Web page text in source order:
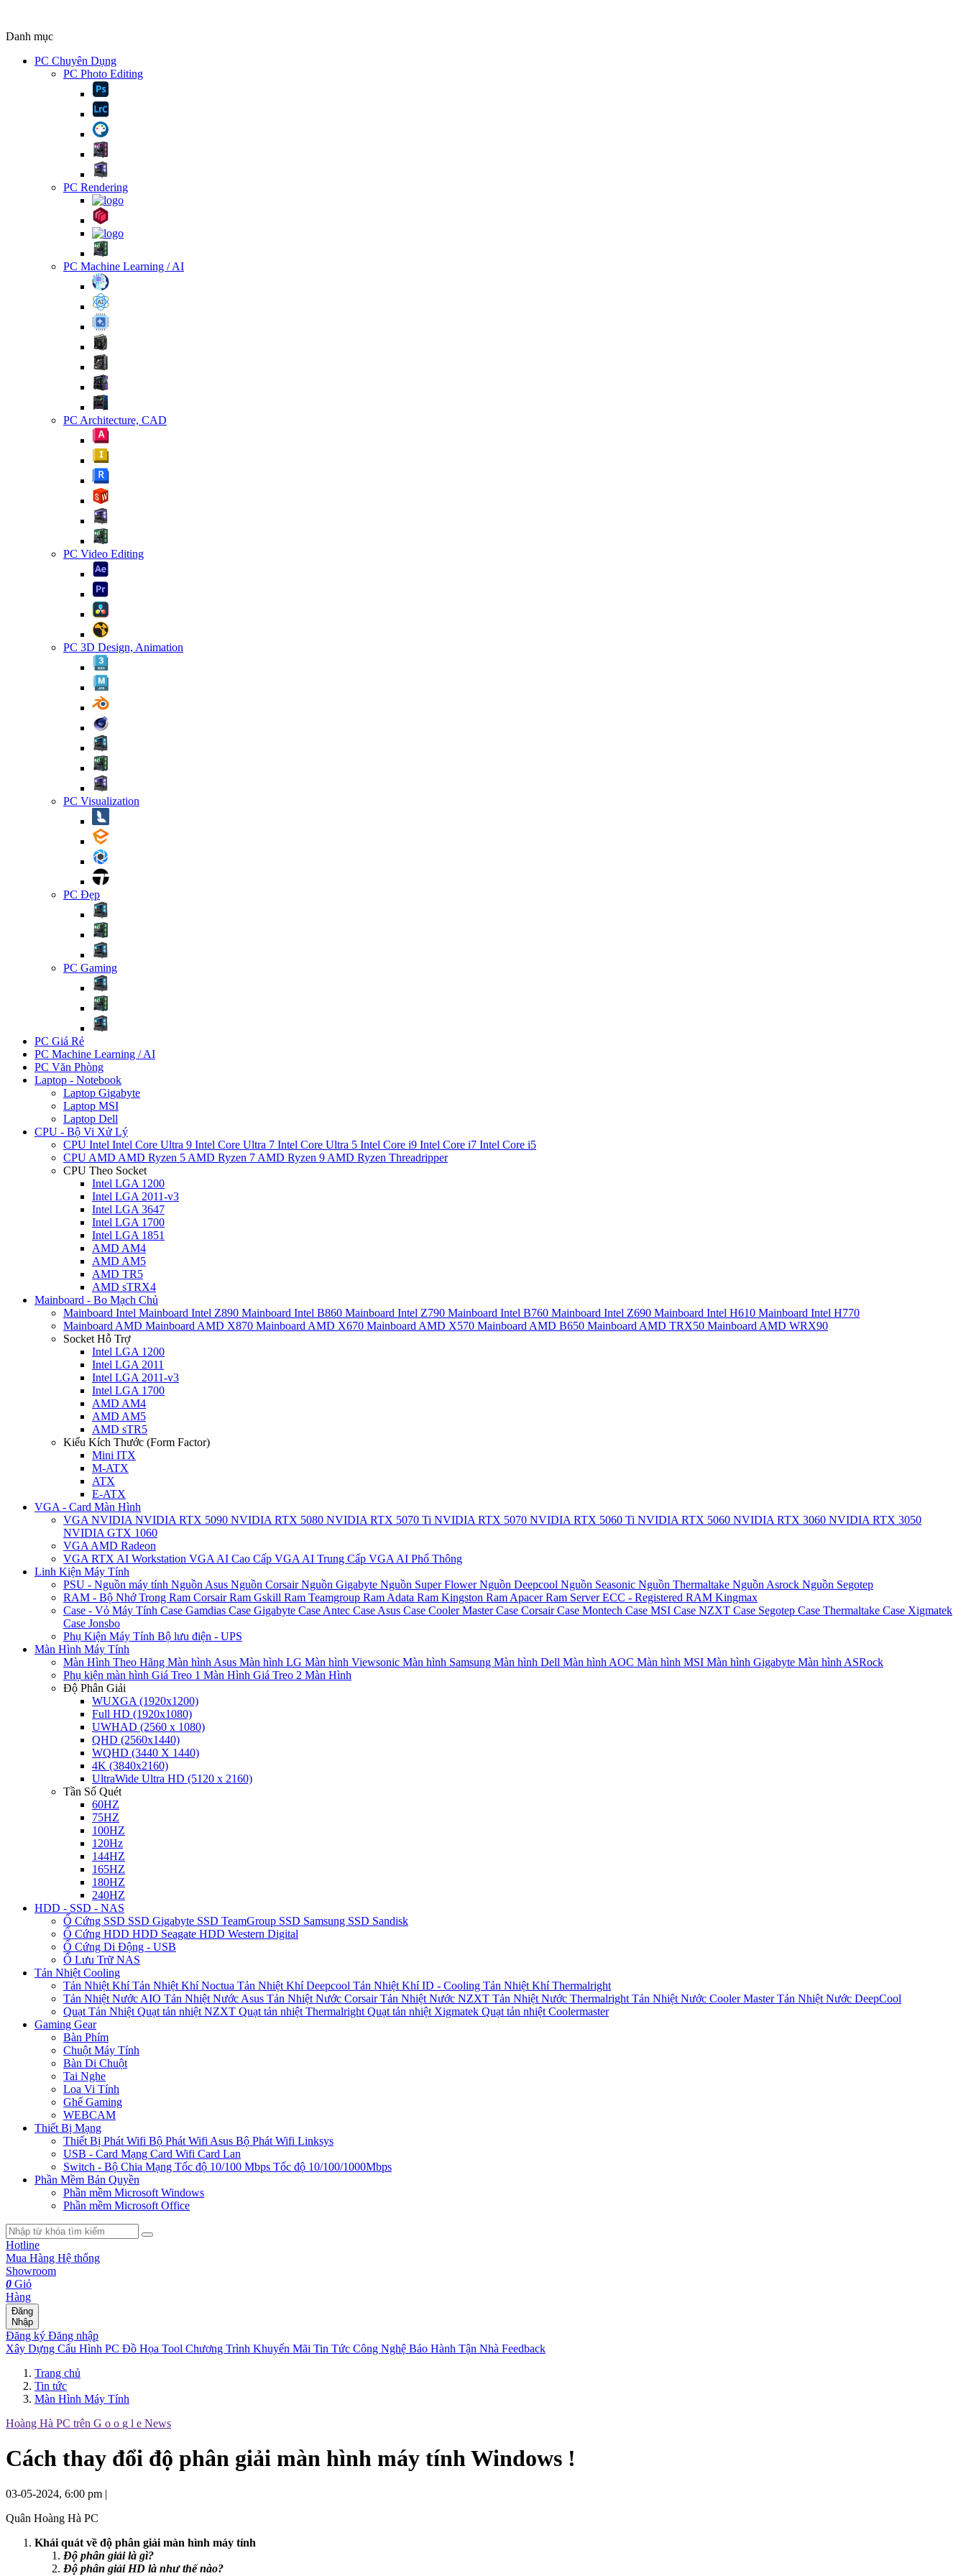
Danh mục
PC Chuyên Dụng
PC Photo Editing
PC Rendering
PC Machine Learning / AI
PC Architecture, CAD
PC Video Editing
PC 3D Design, Animation
PC Visualization
PC Đẹp
PC Gaming
PC Giá Rẻ
PC Machine Learning / AI
PC Văn Phòng
Laptop - Notebook
Laptop Gigabyte
Laptop MSI
Laptop Dell
CPU - Bộ Vi Xử Lý
CPU Intel Intel Core Ultra 9 Intel Core Ultra 7 Intel Core Ultra 5 Intel Core i9 Intel Core i7 Intel Core i5
CPU AMD AMD Ryzen 5 AMD Ryzen 7 AMD Ryzen 9 AMD Ryzen Threadripper
CPU Theo Socket
Intel LGA 1200
Intel LGA 2011-v3
Intel LGA 3647
Intel LGA 1700
Intel LGA 1851
AMD AM4
AMD AM5
AMD TR5
AMD sTRX4
Mainboard - Bo Mạch Chủ
Mainboard Intel Mainboard Intel Z890 Mainboard Intel B860 Mainboard Intel Z790 Mainboard Intel B760 Mainboard Intel Z690 Mainboard Intel H610 Mainboard Intel H770
Mainboard AMD Mainboard AMD X870 Mainboard AMD X670 Mainboard AMD X570 Mainboard AMD B650 Mainboard AMD TRX50 Mainboard AMD WRX90
Socket Hỗ Trợ
Intel LGA 1200
Intel LGA 2011
Intel LGA 2011-v3
Intel LGA 1700
AMD AM4
AMD AM5
AMD sTR5
Kiểu Kích Thước (Form Factor)
Mini ITX
M-ATX
ATX
E-ATX
VGA - Card Màn Hình
VGA NVIDIA NVIDIA RTX 5090 NVIDIA RTX 5080 NVIDIA RTX 5070 Ti NVIDIA RTX 5070 NVIDIA RTX 5060 Ti NVIDIA RTX 5060 NVIDIA RTX 3060 NVIDIA RTX 3050
NVIDIA GTX 1060
VGA AMD Radeon
VGA RTX AI Workstation VGA AI Cao Cấp VGA AI Trung Cấp VGA AI Phổ Thông
Linh Kiện Máy Tính
PSU - Nguồn máy tính Nguồn Asus Nguồn CorsairNguồn Gigabyte Nguồn Super FlowerNguồn Deepcool Nguồn Seasonic Nguồn Thermaltake Nguồn Asrock Nguồn Segotep
RAM - Bộ Nhớ Trong Ram CorsairRam Gskill Ram Teamgroup Ram Adata Ram Kingston Ram ApacerRam Server ECC - Registered RAM Kingmax
Case - Vỏ Máy Tính Case Gamdias Case Gigabyte Case Antec Case Asus Case Cooler MasterCase CorsairCase Montech Case MSI Case NZXT Case Segotep Case Thermaltake Case Xigmatek
Case Jonsbo
Phụ Kiện Máy Tính Bộ lưu điện - UPS
Màn Hình Máy Tính
Màn Hình Theo Hãng Màn hình Asus Màn hình LG Màn hình Viewsonic Màn hình Samsung Màn hình Dell Màn hình AOC Màn hình MSI Màn hình Gigabyte Màn hình ASRock
Phụ kiện màn hình Giá Treo 1 Màn Hình Giá Treo 2 Màn Hình
Độ Phân Giải
WUXGA (1920x1200)
Full HD (1920x1080)
UWHAD (2560 x 1080)
QHD (2560x1440)
WQHD (3440 X 1440)
4K (3840x2160)
UltraWide Ultra HD (5120 x 2160)
Tần Số Quét
60HZ
75HZ
100HZ
120Hz
144HZ
165HZ
180HZ
240HZ
HDD - SSD - NAS
Ổ Cứng SSD SSD Gigabyte SSD TeamGroup SSD Samsung SSD Sandisk
Ổ Cứng HDD HDD Seagate HDD Western Digital
Ổ Cứng Di Động - USB
Ổ Lưu Trữ NAS
Tản Nhiệt Cooling
Tản Nhiệt KhíTản Nhiệt Khí Noctua Tản Nhiệt Khí Deepcool Tản Nhiệt Khí ID - Cooling Tản Nhiệt Khí Thermalright
Tản Nhiệt Nước AIO Tản Nhiệt Nước Asus Tản Nhiệt Nước CorsairTản Nhiệt Nước NZXT Tản Nhiệt Nước Thermalright Tản Nhiệt Nước Cooler MasterTản Nhiệt Nước DeepCool
Quạt Tản Nhiệt Quạt tản nhiệt NZXT Quạt tản nhiệt Thermalright Quạt tản nhiệt Xigmatek Quạt tản nhiệt Coolermaster
Gaming Gear
Bàn Phím
Chuột Máy Tính
Bàn Di Chuột
Tai Nghe
Loa Vi Tính
Ghế Gaming
WEBCAM
Thiết Bị Mạng
Thiết Bị Phát Wifi Bộ Phát Wifi Asus Bộ Phát Wifi Linksys
USB - Card Mạng Card Wifi Card Lan
Switch - Bộ Chia Mạng Tốc độ 10/100 Mbps Tốc độ 10/100/1000Mbps
Phần Mềm Bản Quyền
Phần mềm Microsoft Windows
Phần mềm Microsoft Office
Hotline
Mua Hàng Hệ thống
Showroom
0 Giỏ
Hàng
Đăng
Nhập
Đăng ký Đăng nhập
Xây Dựng Cấu Hình PC Đồ Họa Tool Chương Trình Khuyến Mãi Tin Tức Công Nghệ Bảo Hành Tận Nhà Feedback
Trang chủ
Tin tức
Màn Hình Máy Tính
Hoàng Hà PC trên G o o g l e News
Cách thay đổi độ phân giải màn hình máy tính Windows !
03-05-2024, 6:00 pm |
Quân Hoàng Hà PC
Khái quát về độ phân giải màn hình máy tính
Độ phân giải là gì?
Độ phân giải HD là như thế nào?